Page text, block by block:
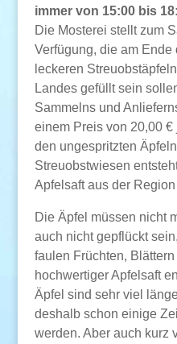
immer von 15:00 bis
Die Mosterei stellt zum
Verfügung, die am Ende
leckeren
Landes gefüllt sein
Sammelns und
einem Preis von 20,00
den ungespritzten
Streuobstwiesen
Apfelsaft aus der
Die Äpfel müssen nicht
auch nicht gepflückt
faulen Früchten,
hochwertiger Apfelsaft
Äpfel sind sehr viel
deshalb schon einige
werden. Aber auch kurz